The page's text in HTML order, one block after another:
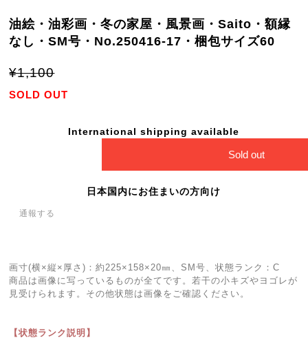
油絵・油彩画・冬の家屋・風景画・Saito・額縁
なし・SM号・No.250416-17・梱包サイズ60
¥1,100
SOLD OUT
International shipping available
Sold out
日本国内にお住まいの方向け
通報する
画寸(横×縦×厚さ)：約225×158×20㎜、SM号、状態ランク：C
商品は画像に写っているものが全てです。若干の小キズやヨゴレが
見受けられます。その他状態は画像をご確認ください。
【状態ランク説明】